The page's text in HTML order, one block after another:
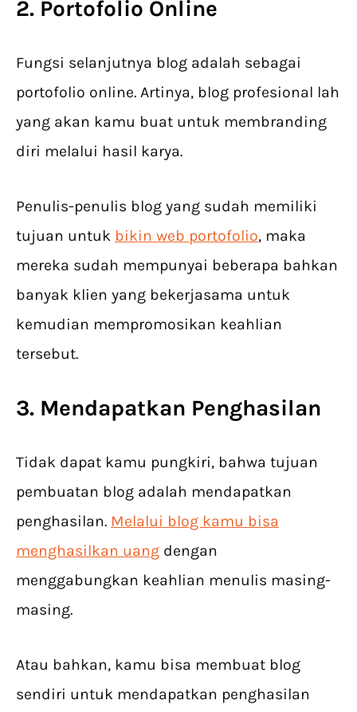
2. Portofolio Online
Fungsi selanjutnya blog adalah sebagai
portofolio online. Artinya, blog profesional lah
yang akan kamu buat untuk membranding
diri melalui hasil karya.
Penulis-penulis blog yang sudah memiliki
tujuan untuk bikin web portofolio, maka
mereka sudah mempunyai beberapa bahkan
banyak klien yang bekerjasama untuk
kemudian mempromosikan keahlian
tersebut.
3. Mendapatkan Penghasilan
Tidak dapat kamu pungkiri, bahwa tujuan
pembuatan blog adalah mendapatkan
penghasilan. Melalui blog kamu bisa
menghasilkan uang dengan
menggabungkan keahlian menulis masing-
masing.
Atau bahkan, kamu bisa membuat blog
sendiri untuk mendapatkan penghasilan